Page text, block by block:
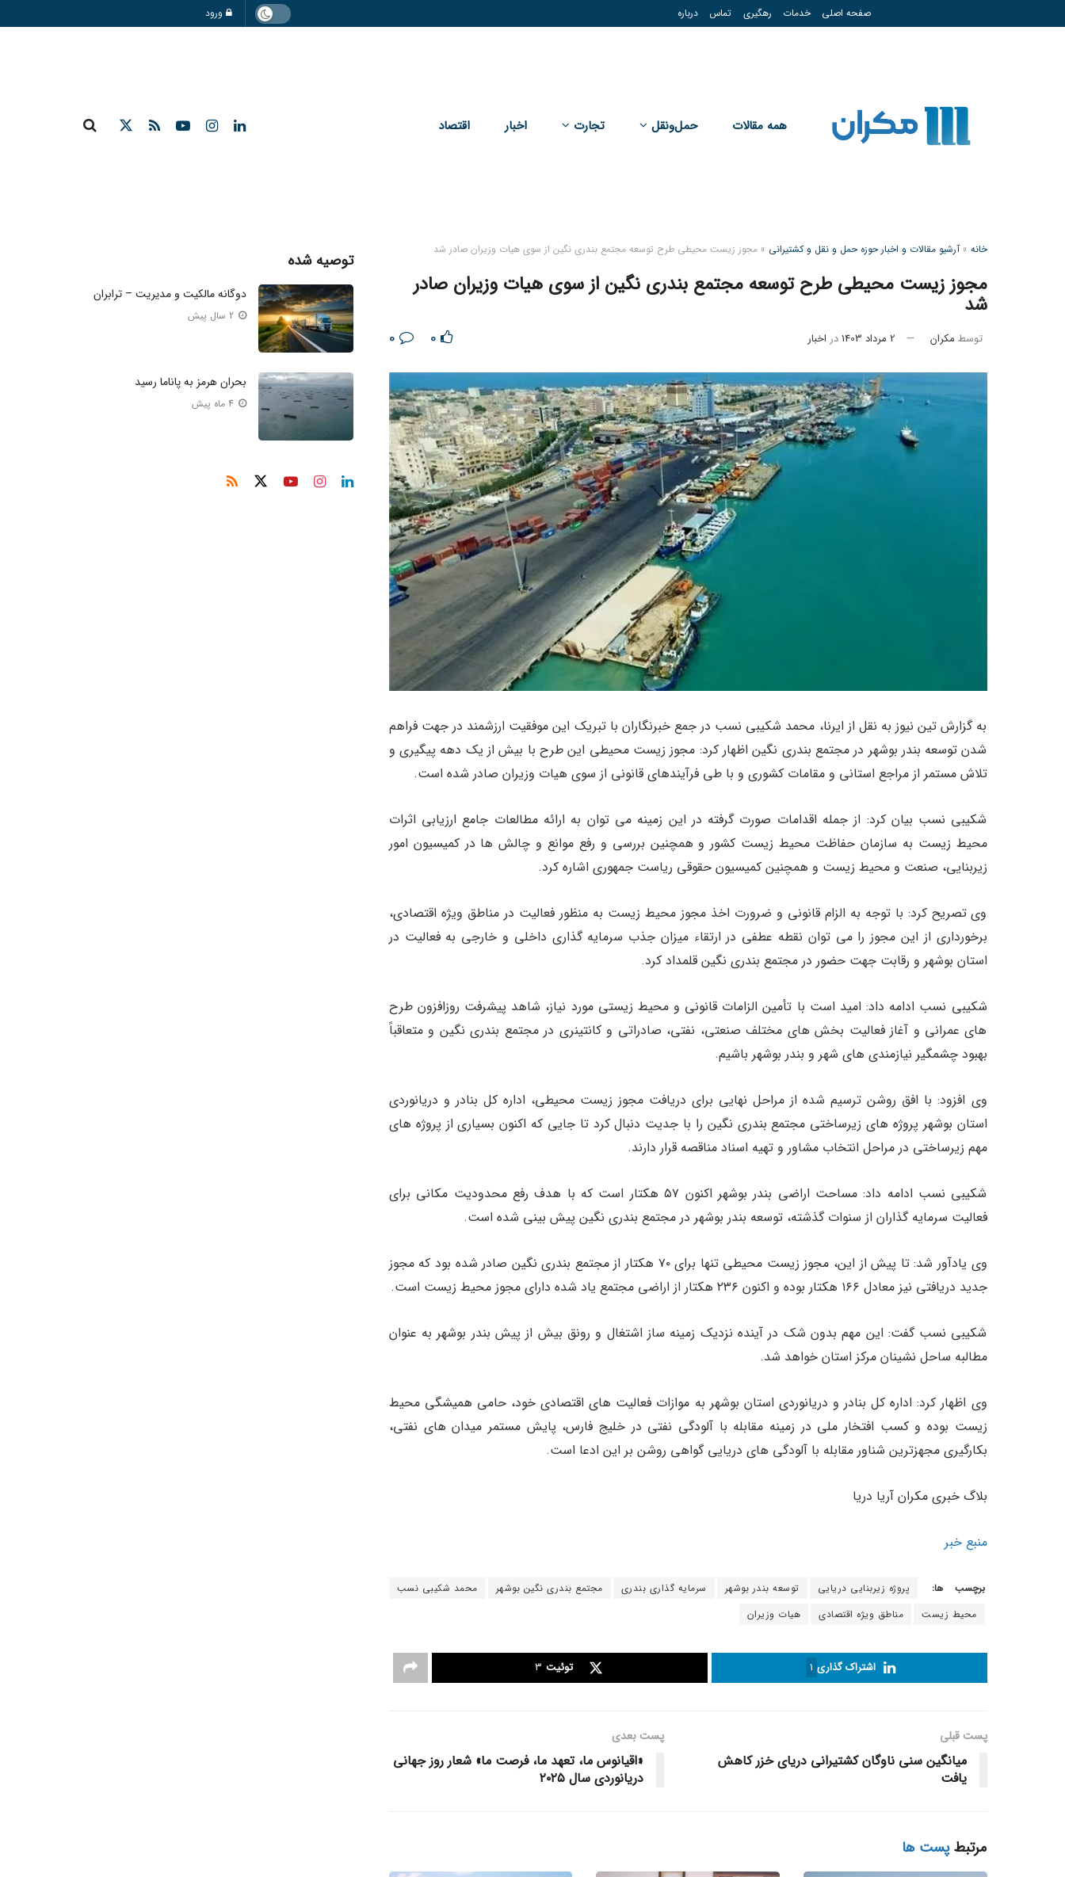
صفحه اصلی خدمات رهگیری تماس درباره ورود
همه مقالات حمل‌و‌نقل تجارت اخبار اقتصاد
خانه »آرشیو مقالات و اخبار حوزه حمل و نقل و کشتیرانی »مجوز زیست محیطی طرح توسعه مجتمع بندری نگین از سوی هیات وزیران صادر شد
مجوز زیست محیطی طرح توسعه مجتمع بندری نگین از سوی هیات وزیران صادر
شد
توسط مکران 2 مرداد 1403 در اخبار 0
به گزارش تین نیوز به نقل از ایرنا، محمد شکیبی نسب در جمع خبرنگاران با تبریک این موفقیت ارزشمند در جهت فراهم
شدن توسعه بندر بوشهر در مجتمع بندری نگین اظهار کرد: مجوز زیست محیطی این طرح با بیش از یک دهه پیگیری و
تلاش مستمر از مراجع استانی و مقامات کشوری و با طی فرآیندهای قانونی از سوی هیات وزیران صادر شده است.
شکیبی نسب بیان کرد: از جمله اقدامات صورت گرفته در این زمینه می توان به ارائه مطالعات جامع ارزیابی اثرات
محیط زیست به سازمان حفاظت محیط زیست کشور و همچنین بررسی و رفع موانع و چالش ها در کمیسیون امور
زیربنایی، صنعت و محیط زیست و همچنین کمیسیون حقوقی ریاست جمهوری اشاره کرد.
وی تصریح کرد: با توجه به الزام قانونی و ضرورت اخذ مجوز محیط زیست به منظور فعالیت در مناطق ویژه اقتصادی،
برخورداری از این مجوز را می توان نقطه عطفی در ارتقاء میزان جذب سرمایه گذاری داخلی و خارجی به فعالیت در
استان بوشهر و رقابت جهت حضور در مجتمع بندری نگین قلمداد کرد.
شکیبی نسب ادامه داد: امید است با تأمین الزامات قانونی و محیط زیستی مورد نیاز، شاهد پیشرفت روزافزون طرح
های عمرانی و آغاز فعالیت بخش های مختلف صنعتی، نفتی، صادراتی و کانتینری در مجتمع بندری نگین و متعاقباً
بهبود چشمگیر نیازمندی های شهر و بندر بوشهر باشیم.
وی افزود: با افق روشن ترسیم شده از مراحل نهایی برای دریافت مجوز زیست محیطی، اداره کل بنادر و دریانوردی
استان بوشهر پروژه های زیرساختی مجتمع بندری نگین را با جدیت دنبال کرد تا جایی که اکنون بسیاری از پروژه های
مهم زیرساختی در مراحل انتخاب مشاور و تهیه اسناد مناقصه قرار دارند.
شکیبی نسب ادامه داد: مساحت اراضی بندر بوشهر اکنون ۵۷ هکتار است که با هدف رفع محدودیت مکانی برای
فعالیت سرمایه گذاران از سنوات گذشته، توسعه بندر بوشهر در مجتمع بندری نگین پیش بینی شده است.
وی یادآور شد: تا پیش از این، مجوز زیست محیطی تنها برای ۷۰ هکتار از مجتمع بندری نگین صادر شده بود که مجوز
جدید دریافتی نیز معادل ۱۶۶ هکتار بوده و اکنون ۲۳۶ هکتار از اراضی مجتمع یاد شده دارای مجوز محیط زیست است.
شکیبی نسب گفت: این مهم بدون شک در آینده نزدیک زمینه ساز اشتغال و رونق بیش از پیش بندر بوشهر به عنوان
مطالبه ساحل نشینان مرکز استان خواهد شد.
وی اظهار کرد: اداره کل بنادر و دریانوردی استان بوشهر به موازات فعالیت های اقتصادی خود، حامی همیشگی محیط
زیست بوده و کسب افتخار ملی در زمینه مقابله با آلودگی نفتی در خلیج فارس، پایش مستمر میدان های نفتی،
بکارگیری مجهزترین شناور مقابله با آلودگی های دریایی گواهی روشن بر این ادعا است.
بلاگ خبری مکران آریا دریا
منبع خبر
برچسب ها: پروژه زیربنایی دریایی توسعه بندر بوشهر سرمایه گذاری بندری مجتمع بندری نگین بوشهر
محمد شکیبی نسب
محیط زیست
مناطق ویژه اقتصادی هیات وزیران
اشتراک گذاری 1 توئیت 3
پست قبلی
میانگین سنی ناوگان کشتیرانی دریای خزر کاهش
یافت
پست‌ بعدی
«اقیانوس ما، تعهد ما، فرصت ما» شعار روز جهانی
دریانوردی سال ۲۰۲۵
مرتبطپست ها
توصیه شده
دوگانه مالکیت و مدیریت – ترابران
2 سال پیش
بحران هرمز به پاناما رسید
4 ماه پیش